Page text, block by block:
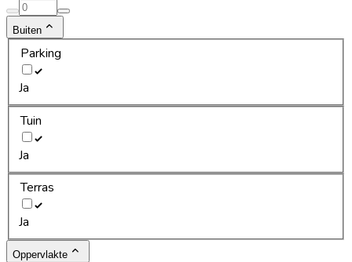
Buiten
Parking
Ja
Tuin
Ja
Terras
Ja
Oppervlakte